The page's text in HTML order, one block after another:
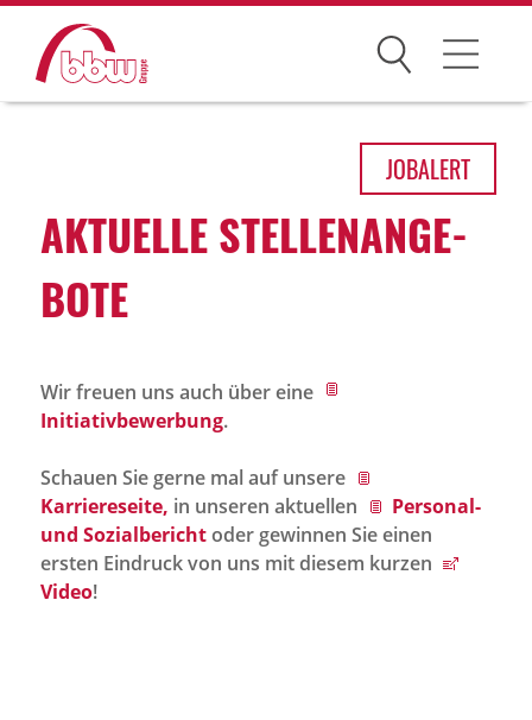
Suchen
Über uns
Historie
bbw als Arbeitgeber
Jobportal
Presse und Medien
JOBALERT
AKTU­ELLE STEL­LEN­AN­GE­
BOTE
Wir freuen uns auch über eine
Initiativbewerbung.
Schauen Sie gerne mal auf unsere
Karriereseite, in unseren aktuellen
Personal-
und Sozialberichtoder gewinnen Sie einen
ersten Eindruck von uns mit diesem kurzen
Video!